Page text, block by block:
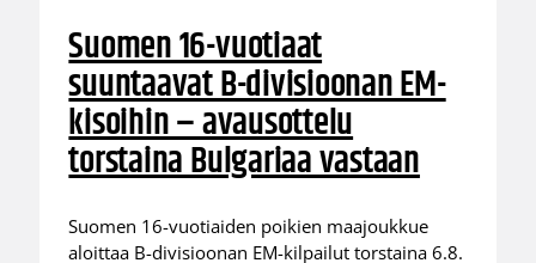
Suomen 16-vuotiaat
suuntaavat B-divisioonan EM-
kisoihin – avausottelu
torstaina Bulgariaa vastaan
Suomen 16-vuotiaiden poikien maajoukkue
aloittaa B-divisioonan EM-kilpailut torstaina 6.8.